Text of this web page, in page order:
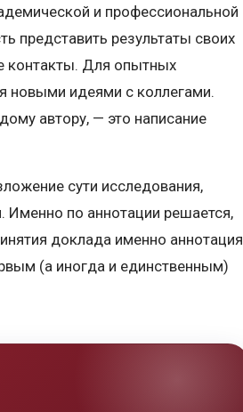
и профессиональной
представить результаты своих
контакты. Для опытных
новыми идеями с коллегами.
автору, — это написание
сути исследования,
Именно по аннотации решается,
доклада именно аннотация
(а иногда и единственным)